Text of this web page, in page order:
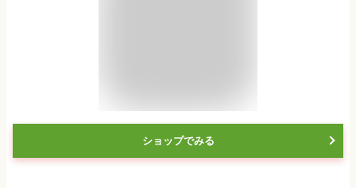
ショップでみる